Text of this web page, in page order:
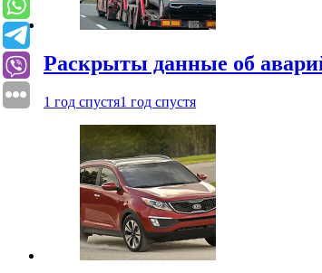
Раскрыты данные об
1 год спустя1 год спустя